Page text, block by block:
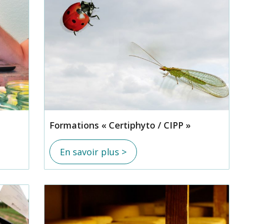
Formations « Certiphyto / CIPP »
En savoir plus >